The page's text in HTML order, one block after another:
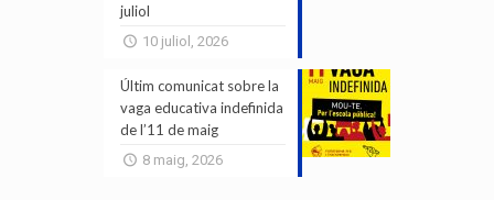
juliol
10 juliol, 2026
Últim comunicat sobre la
vaga educativa indefinida
de l’11 de maig
8 maig, 2026